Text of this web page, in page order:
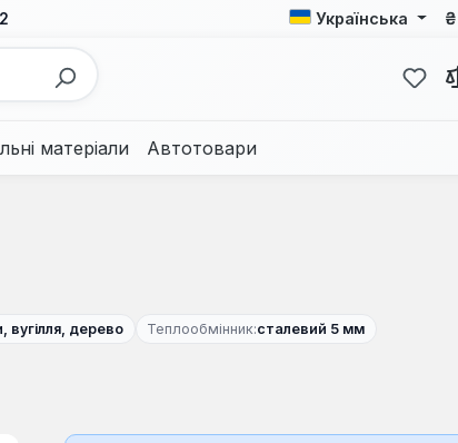
Українська ₴
У
матеріали Автотовари
вугілля, дерево Теплообмінник:сталевий 5 мм